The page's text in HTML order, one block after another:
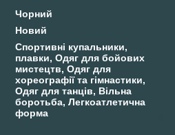
Чорний
Новий
Спортивні купальники,
плавки, Одяг для бойових
мистецтв, Одяг для
хореографії та гімнастики,
Одяг для танців, Вільна
боротьба, Легкоатлетична
форма